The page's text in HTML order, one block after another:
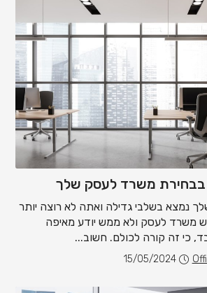
בבחירת משרד לעסק שלך
נמצא בשלבי גדילה ואתה לא רוצה יותר
משרד לעסק ולא ממש יודע מאיפה
כי זה קורה לכולם. חשוב...
15/05/2024